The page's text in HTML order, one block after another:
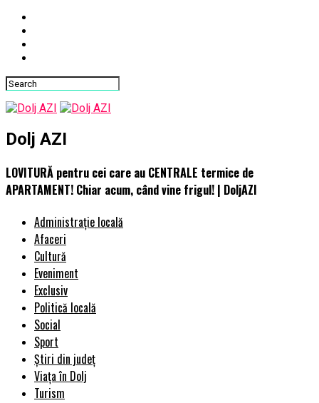
Dolj AZI
LOVITURĂ pentru cei care au CENTRALE termice de
APARTAMENT! Chiar acum, când vine frigul! | DoljAZI
Administrație locală
Afaceri
Cultură
Eveniment
Exclusiv
Politică locală
Social
Sport
Știri din județ
Viața în Dolj
Turism